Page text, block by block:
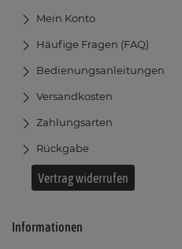
Mein Konto
Häufige Fragen (FAQ)
Bedienungsanleitungen
Versandkosten
Zahlungsarten
Rückgabe
Vertrag widerrufen
Informationen